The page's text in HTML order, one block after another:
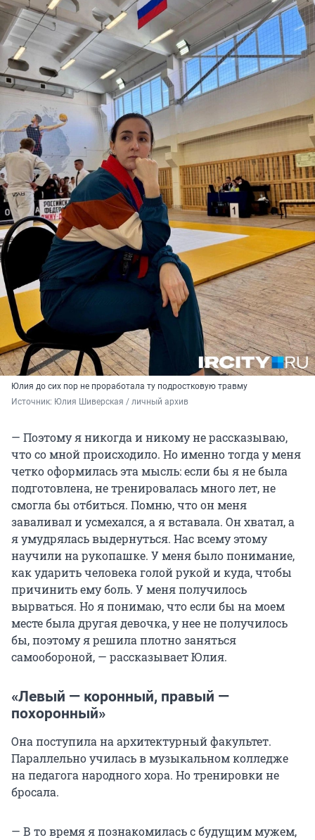
Юлия до сих пор не проработала ту подростковую травму
Источник: Юлия Шиверская / личный архив
— Поэтому я никогда и никому не рассказываю,
что со мной происходило. Но именно тогда у меня
четко оформилась эта мысль: если бы я не была
подготовлена, не тренировалась много лет, не
смогла бы отбиться. Помню, что он меня
заваливал и усмехался, а я вставала. Он хватал, а
я умудрялась выдернуться. Нас всему этому
научили на рукопашке. У меня было понимание,
как ударить человека голой рукой и куда, чтобы
причинить ему боль. У меня получилось
вырваться. Но я понимаю, что если бы на моем
месте была другая девочка, у нее не получилось
бы, поэтому я решила плотно заняться
самообороной, — рассказывает Юлия.
«Левый — коронный, правый —
похоронный»
Она поступила на архитектурный факультет.
Параллельно училась в музыкальном колледже
на педагога народного хора. Но тренировки не
бросала.
— В то время я познакомилась с будущим мужем,